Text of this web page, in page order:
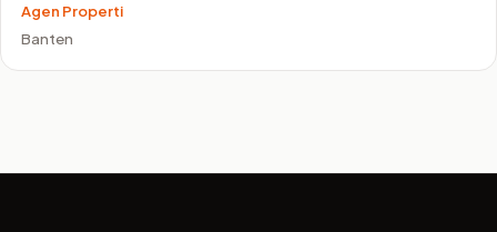
Agen Properti
Banten